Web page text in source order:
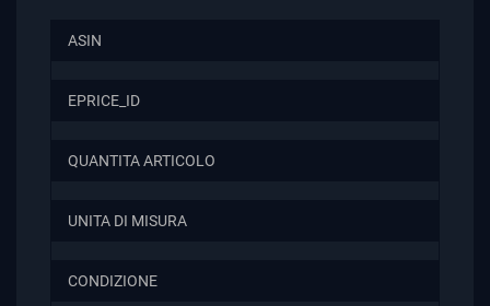
ASIN
EPRICE_ID
QUANTITA ARTICOLO
UNITA DI MISURA
CONDIZIONE